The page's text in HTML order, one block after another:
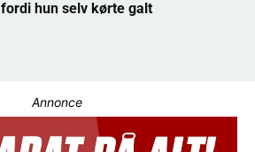
fordi hun selv kørte galt
Annonce